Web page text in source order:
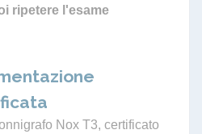
ripetere l'esame
Nox T3, certificato